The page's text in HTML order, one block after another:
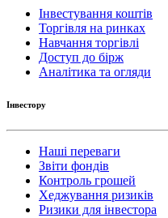
Інвестування коштів
Торгівля на ринках
Навчання торгівлі
Доступ до бірж
Аналітика та огляди
Інвестору
Наші переваги
Звіти фондів
Контроль грошей
Хеджування ризиків
Ризики для інвестора